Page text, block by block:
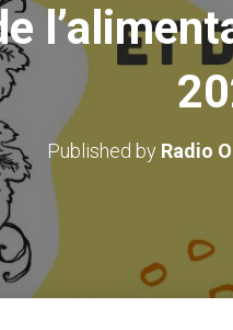
Published by Radio